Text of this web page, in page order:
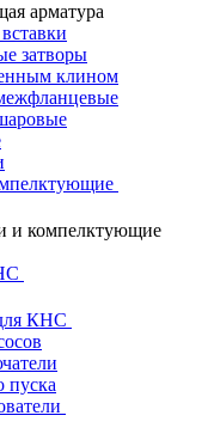
арматура
затворы
клином
и компелктующие
КНС
пуска